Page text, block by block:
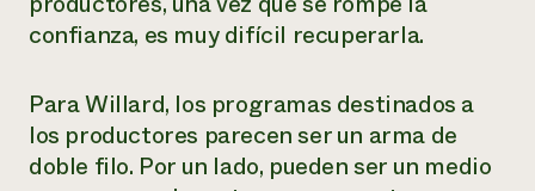
confianza, es muy difícil recuperarla.
Para Willard, los programas destinados a
los productores parecen ser un arma de
doble filo. Por un lado, pueden ser un medio